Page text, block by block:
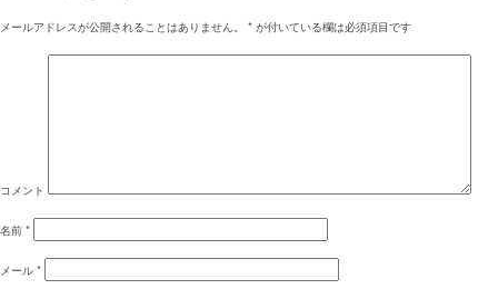
メールアドレスが公開されることはありません。 * が付いている欄は必須項目です
コメント
名前 *
メール *